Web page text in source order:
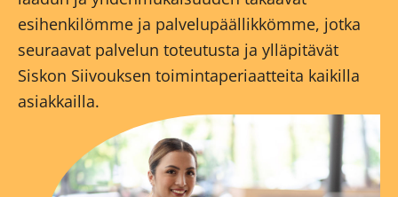
esihenkilömme ja palvelupäällikkömme, jotka
seuraavat palvelun toteutusta ja ylläpitävät
Siskon Siivouksen toimintaperiaatteita kaikilla
asiakkailla.